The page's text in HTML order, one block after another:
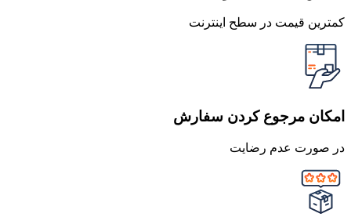
کمترین قیمت در سطح اینترنت
امکان مرجوع کردن سفارش
در صورت عدم رضایت